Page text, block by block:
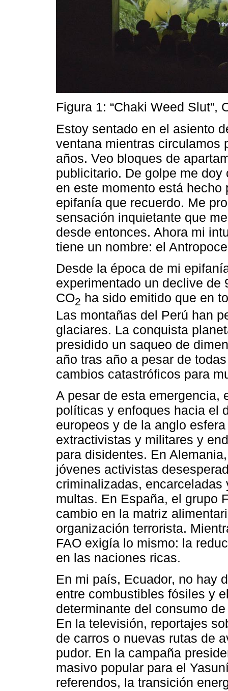
Figura 1: “Chaki Weed Slut”,
Estoy sentado en el asiento
ventana mientras circulamos
años. Veo bloques de
publicitario. De golpe me
en este momento está
epifanía que recuerdo. Me
sensación inquietante que
desde entonces. Ahora mi
tiene un nombre: el
Desde la época de mi
experimentado un declive de
CO2 ha sido emitido que en
Las montañas del Perú han
glaciares. La conquista
presidido un saqueo de
año tras año a pesar de
cambios catastróficos para
A pesar de esta emergencia,
políticas y enfoques hacia el
europeos y de la anglo
extractivistas y militares y
para disidentes. En
jóvenes activistas
criminalizadas,
multas. En España, el grupo
cambio en la matriz
organización terrorista.
FAO exigía lo mismo: la
en las naciones ricas.
En mi país, Ecuador, no hay
entre combustibles fósiles y
determinante del consumo
En la televisión, reportajes
de carros o nuevas rutas de
pudor. En la campaña
masivo popular para el
referendos, la transición